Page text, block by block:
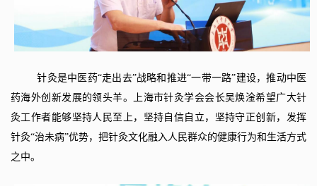
针灸是中医药“走出去”战略和推进“一带一路”建设，推动中医
药海外创新发展的领头羊。上海市针灸学会会长吴焕淦希望广大针
灸工作者能够坚持人民至上，坚持自信自立，坚持守正创新，发挥
针灸“治未病”优势，把针灸文化融入人民群众的健康行为和生活方式
之中。